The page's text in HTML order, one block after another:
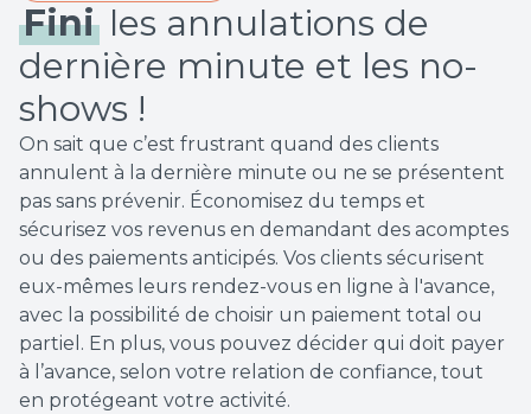
Fini les annulations de
dernière minute et les no-
shows !
On sait que c’est frustrant quand des clients
annulent à la dernière minute ou ne se présentent
pas sans prévenir. Économisez du temps et
sécurisez vos revenus en demandant des acomptes
ou des paiements anticipés. Vos clients sécurisent
eux-mêmes leurs rendez-vous en ligne à l'avance,
avec la possibilité de choisir un paiement total ou
partiel. En plus, vous pouvez décider qui doit payer
à l’avance, selon votre relation de confiance, tout
en protégeant votre activité.